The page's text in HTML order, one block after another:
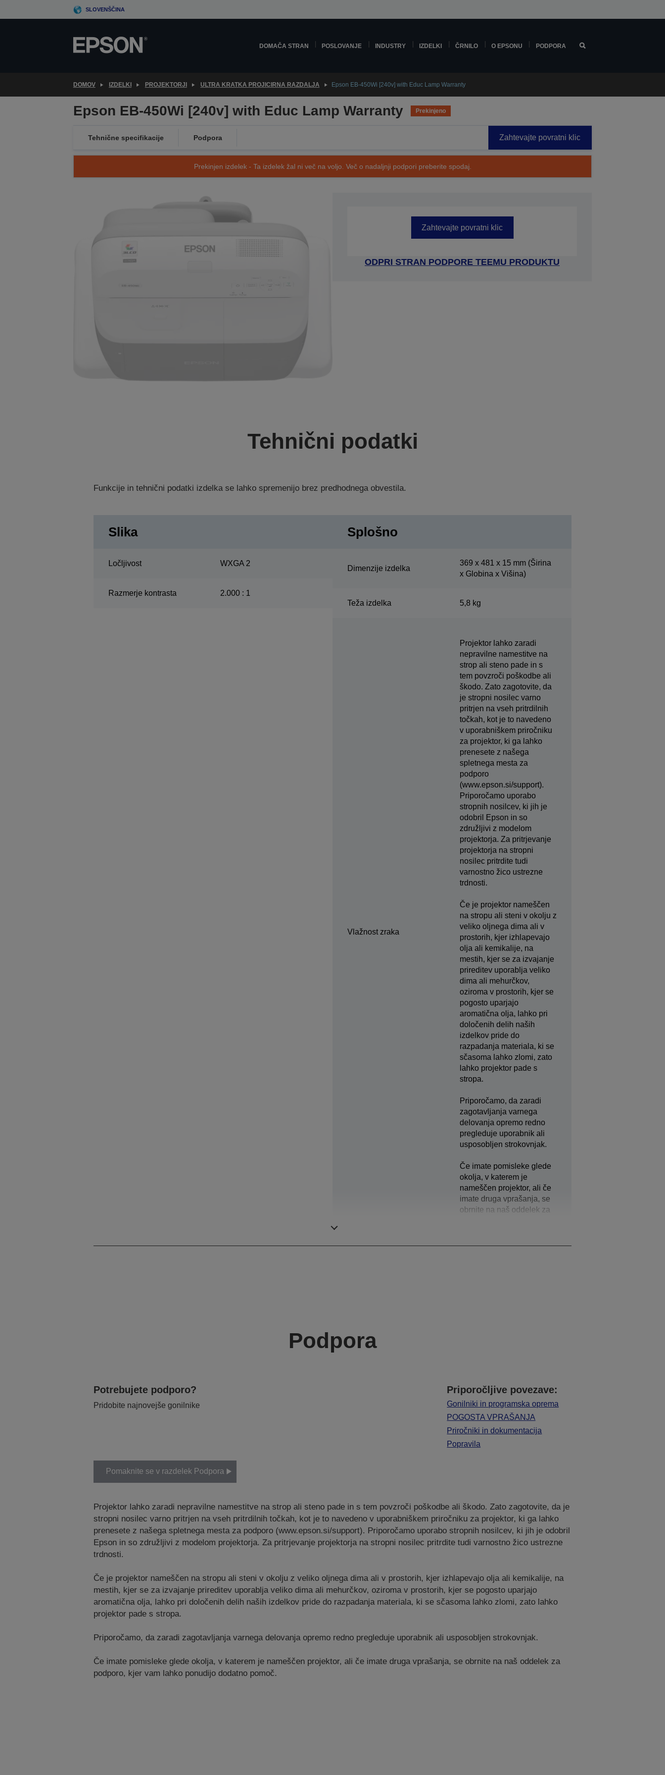
to
SLOVENŠČINA
DOMAČA STRAN POSLOVANJE INDUSTRY IZDELKI ČRNILO O EPSONU PODPORA
DOMOV IZDELKI PROJEKTORJI ULTRA KRATKA PROJICIRNA RAZDALJA Epson EB-450Wi [240v] with Educ Lamp Warranty
Epson EB-450Wi [240v] with Educ Lamp Warranty Prekinjeno
Tehnične specifikacije Podpora Zahtevajte povratni klic
Prekinjen izdelek - Ta izdelek žal ni več na voljo. Več o nadaljnji podpori preberite spodaj.
Zahtevajte povratni klic
ODPRI STRAN PODPORE TEEMU PRODUKTU
Tehnični podatki
Funkcije in tehnični podatki izdelka se lahko spremenijo brez predhodnega obvestila.
Slika
Ločljivost WXGA 2
Razmerje kontrasta 2.000 : 1
Splošno
Dimenzije izdelka
369‎ x 481 x 15 mm (Širina
x Globina x Višina)
Teža izdelka 5,8 kg
Vlažnost zraka
Projektor lahko zaradi
nepravilne namestitve na
strop ali steno pade in s
tem povzroči poškodbe ali
škodo. Zato zagotovite, da
je stropni nosilec varno
pritrjen na vseh pritrdilnih
točkah, kot je to navedeno
v uporabniškem priročniku
za projektor, ki ga lahko
prenesete z našega
spletnega mesta za
podporo
(www.epson.si/support).
Priporočamo uporabo
stropnih nosilcev, ki jih je
odobril Epson in so
združljivi z modelom
projektorja. Za pritrjevanje
projektorja na stropni
nosilec pritrdite tudi
varnostno žico ustrezne
trdnosti.
Če je projektor nameščen
na stropu ali steni v okolju z
veliko oljnega dima ali v
prostorih, kjer izhlapevajo
olja ali kemikalije, na
mestih, kjer se za izvajanje
prireditev uporablja veliko
dima ali mehurčkov,
oziroma v prostorih, kjer se
pogosto uparjajo
aromatična olja, lahko pri
določenih delih naših
izdelkov pride do
razpadanja materiala, ki se
sčasoma lahko zlomi, zato
lahko projektor pade s
stropa.
Priporočamo, da zaradi
zagotavljanja varnega
delovanja opremo redno
pregleduje uporabnik ali
usposobljen strokovnjak.
Če imate pomisleke glede
okolja, v katerem je
nameščen projektor, ali če
imate druga vprašanja, se
obrnite na naš oddelek za
Podpora
Potrebujete podporo?
Pridobite najnovejše gonilnike
Priporočljive povezave:
Gonilniki in programska oprema
POGOSTA VPRAŠANJA
Priročniki in dokumentacija
Popravila
Pomaknite se v razdelek Podpora
Projektor lahko zaradi nepravilne namestitve na strop ali steno pade in s tem povzroči poškodbe ali škodo. Zato zagotovite, da je
stropni nosilec varno pritrjen na vseh pritrdilnih točkah, kot je to navedeno v uporabniškem priročniku za projektor, ki ga lahko
prenesete z našega spletnega mesta za podporo (www.epson.si/support). Priporočamo uporabo stropnih nosilcev, ki jih je odobril
Epson in so združljivi z modelom projektorja. Za pritrjevanje projektorja na stropni nosilec pritrdite tudi varnostno žico ustrezne
trdnosti.
Če je projektor nameščen na stropu ali steni v okolju z veliko oljnega dima ali v prostorih, kjer izhlapevajo olja ali kemikalije, na
mestih, kjer se za izvajanje prireditev uporablja veliko dima ali mehurčkov, oziroma v prostorih, kjer se pogosto uparjajo
aromatična olja, lahko pri določenih delih naših izdelkov pride do razpadanja materiala, ki se sčasoma lahko zlomi, zato lahko
projektor pade s stropa.
Priporočamo, da zaradi zagotavljanja varnega delovanja opremo redno pregleduje uporabnik ali usposobljen strokovnjak.
Če imate pomisleke glede okolja, v katerem je nameščen projektor, ali če imate druga vprašanja, se obrnite na naš oddelek za
podporo, kjer vam lahko ponudijo dodatno pomoč.